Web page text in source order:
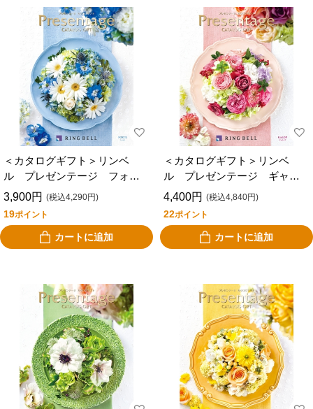
＜カタログギフト＞リンベ
ル プレゼンテージ フォル
テ
3,900円 (税込4,290円)
19ポイント
カートに追加
＜カタログギフト＞リンベ
ル プレゼンテージ ギャロ
ップ
4,400円 (税込4,840円)
22ポイント
カートに追加